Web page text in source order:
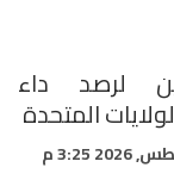
لرصد داء
المتحدة